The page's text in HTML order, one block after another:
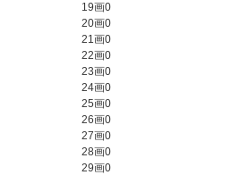
19画0
20画0
21画0
22画0
23画0
24画0
25画0
26画0
27画0
28画0
29画0